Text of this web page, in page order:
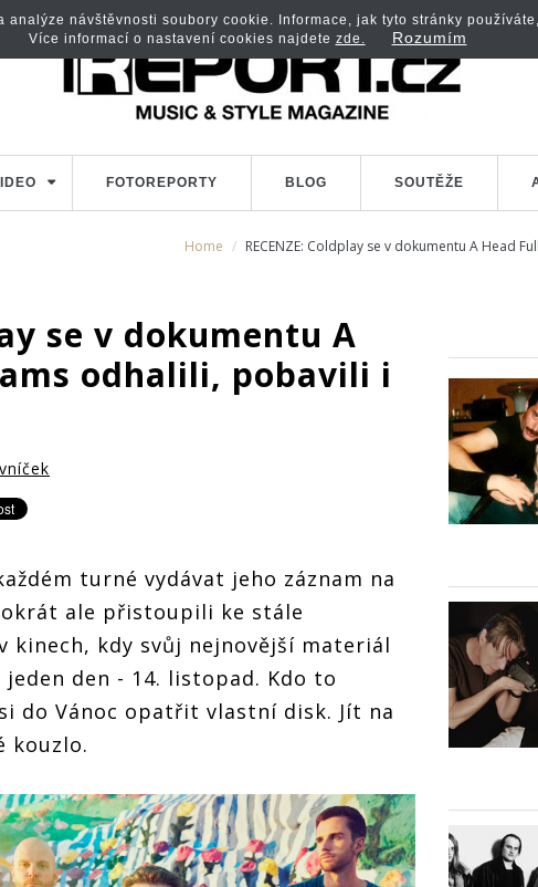
FOTOREPORTY BLOG SOUTĚŽE
Home RECENZE: Coldplay se v dokumentu A Head
se v dokumentu A
odhalili, pobavili i
turné vydávat jeho záznam na
ale přistoupili ke stále
kdy svůj nejnovější materiál
den - 14. listopad. Kdo to
do Vánoc opatřit vlastní disk. Jít na
kouzlo.
návštěvnosti soubory cookie. Informace, jak tyto stránky
Více informací o nastavení cookies najdete zde. Rozumím